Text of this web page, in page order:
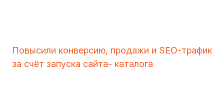
Повысили конверсию, продажи и SEO-трафик
за счёт запуска сайта- каталога